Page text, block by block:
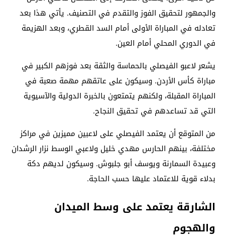
والجمهور لتحقيق الفوز والتقدم في التصنيف. يأتي هذا بعد
تعادله في المباراة الأولى أمام السد القطري، وبعد الهزيمة
في الدوري المحلي أمام العين.
يشعر لاعبو الفيصلي بالحماسة والثقة بعد فوزهم الكبير في
مباراة كأس الأردن. وسيكون على عاتقهم مهمة صعبة في
المباراة المقبلة، ولكنهم يتمتعون بالخبرة الدولية والآسيوية
التي قد تساعدهم في تحقيق النجاح.
من المتوقع أن يعتمد الفيصلي على لاعبين مميزين في مراكز
مختلفة، بينهم الحارس مهدي خليل ولاعبي الوسط نزار الرشدان
وعبيدة السمارنة ويوسف أبو جلبوش. وسيكون لديهم دكة
بدلاء قوية للاعتماد عليها حسب الحاجة.
الشارقة يعتمد على وسط الميدان
والهجوم